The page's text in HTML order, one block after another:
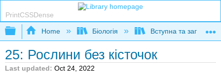
PrintCSSDense
Expand/collapse global hierarchy
Home Біологія Вступна та загальна
25: Рослини без кісточок
Last updated Oct 24, 2022